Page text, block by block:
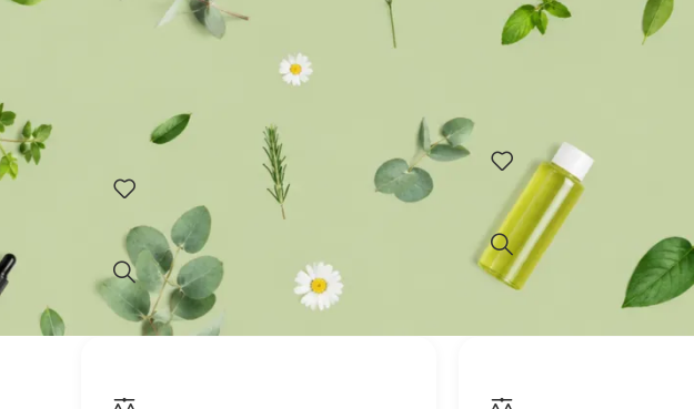
Dermedic Antiperspirant roll-on
Učinkovito smanjuje i regulira znojenje,
umiruje iritaciju. Hipoalergenski,
su odgovorni za neugodne mirise.
Dodaj u korpu
Ultra bogati balzam: –
simptoma kronično suhe i
Dodaj u korpu